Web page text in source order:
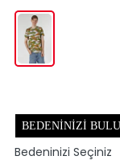
BEDENINIZI
Bedeninizi Seçiniz